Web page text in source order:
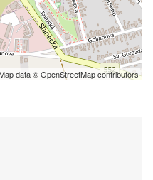
data ©OpenStreetMapcontributors